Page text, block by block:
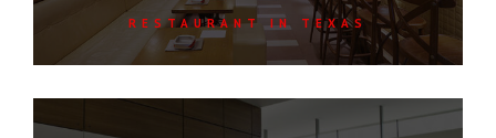
RESTAURANT IN TEXAS